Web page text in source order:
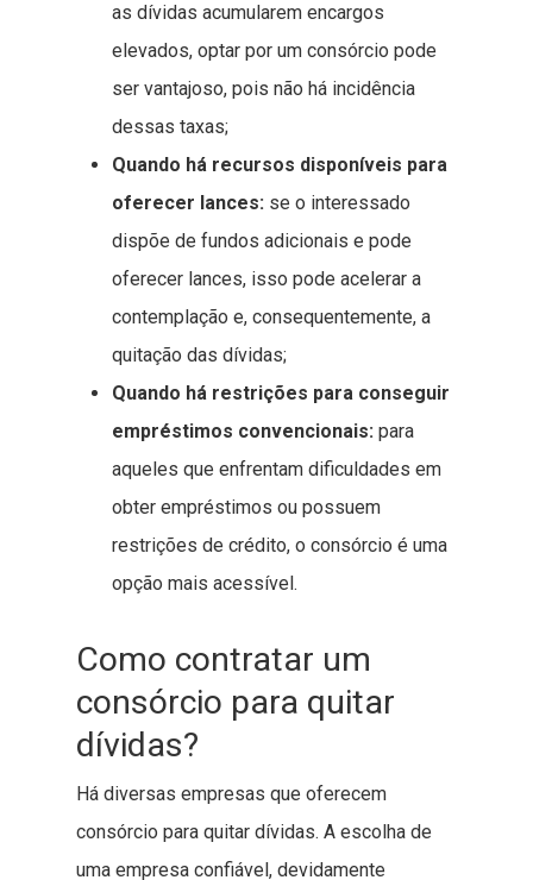
as dívidas acumularem encargos
elevados, optar por um consórcio pode
ser vantajoso, pois não há incidência
dessas taxas;
Quando há recursos disponíveis para
oferecer lances: se o interessado
dispõe de fundos adicionais e pode
oferecer lances, isso pode acelerar a
contemplação e, consequentemente, a
quitação das dívidas;
Quando há restrições para conseguir
empréstimos convencionais: para
aqueles que enfrentam dificuldades em
obter empréstimos ou possuem
restrições de crédito, o consórcio é uma
opção mais acessível.
Como contratar um
consórcio para quitar
dívidas?
Há diversas empresas que oferecem
consórcio para quitar dívidas. A escolha de
uma empresa confiável, devidamente